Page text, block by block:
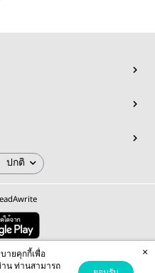
ปกติ
Public Company Limited
Privacy Policy Terms of Serviceapply.
ายคุกกี้เพื่อ
น ท่านสามารถ
×